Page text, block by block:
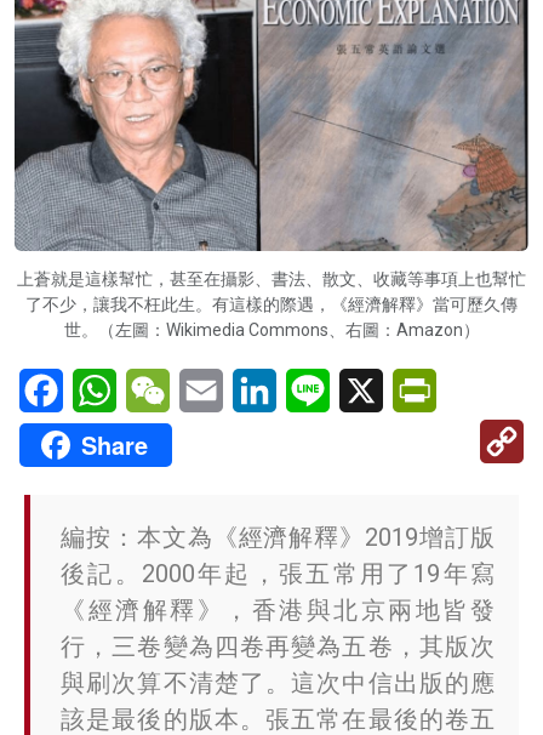
上蒼就是這樣幫忙，甚至在攝影、書法、散文、收藏等事項上也幫忙
了不少，讓我不枉此生。有這樣的際遇，《經濟解釋》當可歷久傳
世。（左圖：Wikimedia Commons、右圖：Amazon）
FacebookWhatsAppWeChatEmail LinkedInLine X
Share
編按：本文為《經濟解釋》2019增訂版
後記。2000年起，張五常用了19年寫
《經濟解釋》，香港與北京兩地皆發
行，三卷變為四卷再變為五卷，其版次
與刷次算不清楚了。這次中信出版的應
該是最後的版本。張五常在最後的卷五